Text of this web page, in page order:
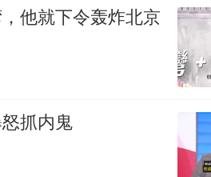
他就下令轰炸北京
抓内鬼